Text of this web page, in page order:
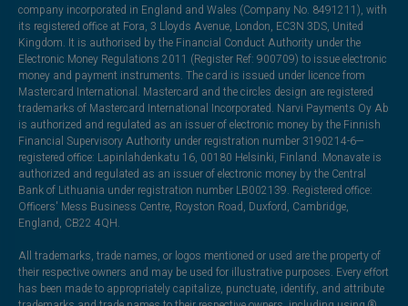
company incorporated in England and Wales (Company No. 8491211), with
its registered office at Fora, 3 Lloyds Avenue, London, EC3N 3DS, United
Kingdom. It is authorised by the Financial Conduct Authority under the
Electronic Money Regulations 2011 (Register Ref: 900709) to issue electronic
money and payment instruments. The card is issued under licence from
Mastercard International. Mastercard and the circles design are registered
trademarks of Mastercard International Incorporated. Narvi Payments Oy Ab
is authorized and regulated as an issuer of electronic money by the Finnish
Financial Supervisory Authority under registration number 3190214-6—
registered office: Lapinlahdenkatu 16, 00180 Helsinki, Finland. Monavate is
authorized and regulated as an issuer of electronic money by the Central
Bank of Lithuania under registration number LB002139. Registered office:
Officers' Mess Business Centre, Royston Road, Duxford, Cambridge,
England, CB22 4QH.
All trademarks, trade names, or logos mentioned or used are the property of
their respective owners and may be used for illustrative purposes. Every effort
has been made to appropriately capitalize, punctuate, identify, and attribute